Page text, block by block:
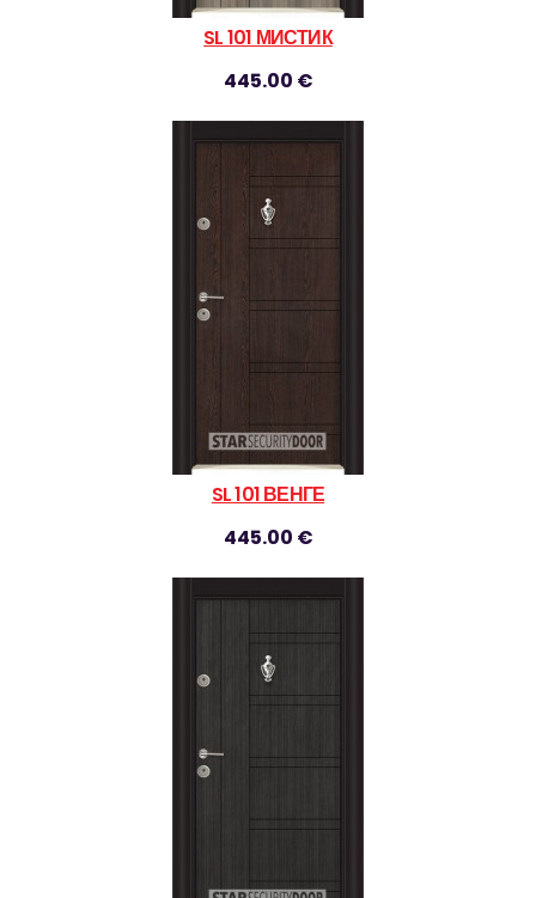
SL 101 МИСТИК
445.00 €
SL 101 ВЕНГЕ
445.00 €